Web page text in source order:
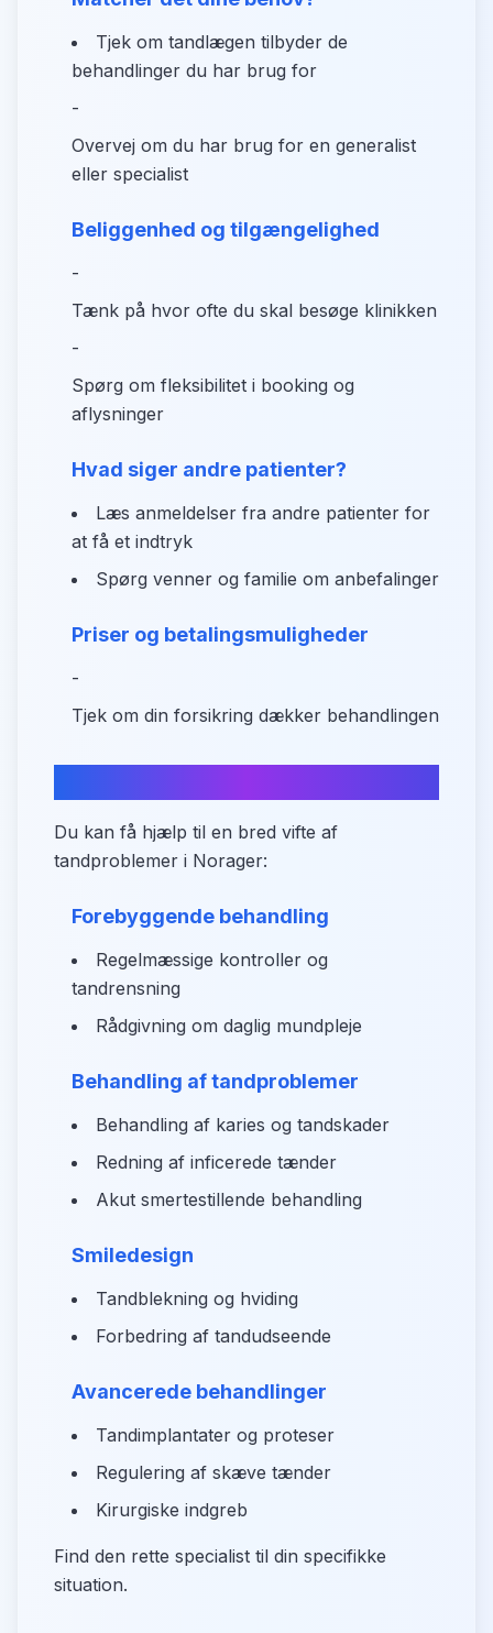
Tjek om tandlægen tilbyder de
behandlinger du har brug for
-
Overvej om du har brug for en generalist
eller specialist
Beliggenhed og tilgængelighed
-
Tænk på hvor ofte du skal besøge klinikken
-
Spørg om fleksibilitet i booking og
aflysninger
Hvad siger andre patienter?
Læs anmeldelser fra andre patienter for
at få et indtryk
Spørg venner og familie om anbefalinger
Priser og betalingsmuligheder
-
Tjek om din forsikring dækker behandlingen
Du kan få hjælp til en bred vifte af
tandproblemer i Norager:
Forebyggende behandling
Regelmæssige kontroller og
tandrensning
Rådgivning om daglig mundpleje
Behandling af tandproblemer
Behandling af karies og tandskader
Redning af inficerede tænder
Akut smertestillende behandling
Smiledesign
Tandblekning og hviding
Forbedring af tandudseende
Avancerede behandlinger
Tandimplantater og proteser
Regulering af skæve tænder
Kirurgiske indgreb
Find den rette specialist til din specifikke
situation.